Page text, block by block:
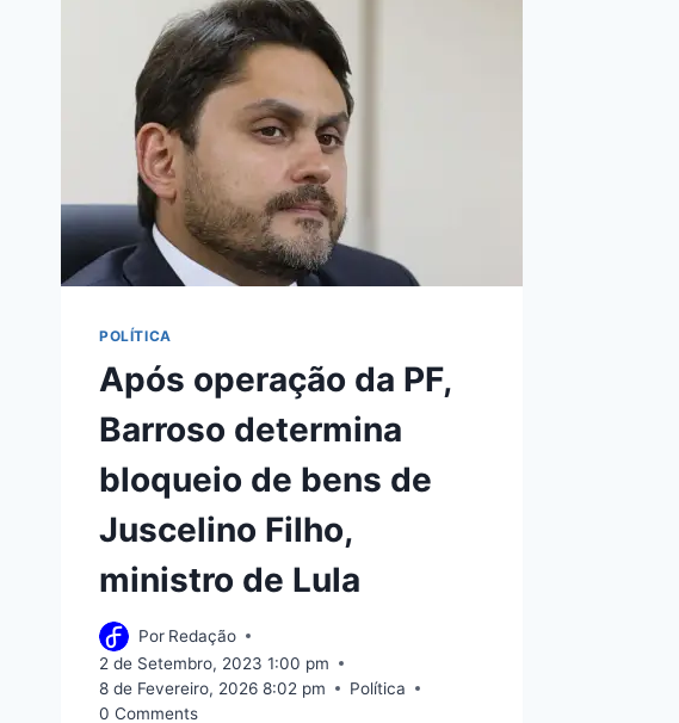
POLÍTICA
Após operação da PF,
Barroso determina
bloqueio de bens de
Juscelino Filho,
ministro de Lula
Por Redação
2 de Setembro, 2023 1:00 pm
8 de Fevereiro, 2026 8:02 pm
Política
0 Comments